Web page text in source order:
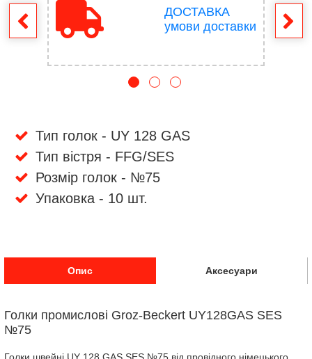
ДОСТАВКА
умови доставки
Тип голок - UY 128 GAS
Тип вістря - FFG/SES
Розмір голок - №75
Упаковка - 10 шт.
Опис Аксесуари
Голки промислові Groz-Beckert UY128GAS SES
№75